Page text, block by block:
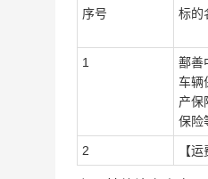
序号 标的
1
鄯善
车辆
产保
保险
2 【运